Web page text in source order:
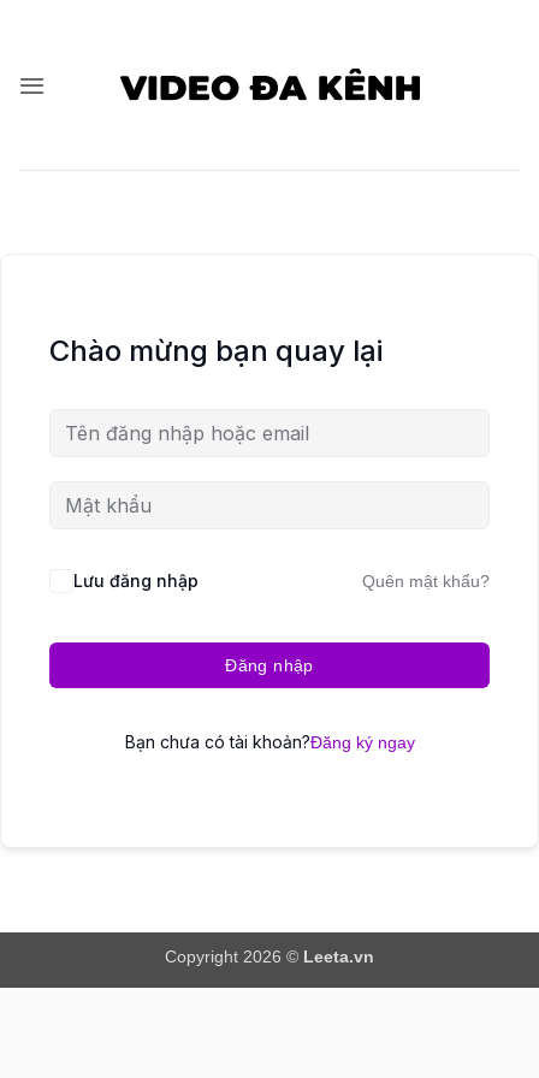
dung
Chào mừng bạn quay lại
Lưu đăng nhập Quên mật khẩu?
Đăng nhập
Bạn chưa có tài khoản?Đăng ký ngay
Copyright 2026 © Leeta.vn